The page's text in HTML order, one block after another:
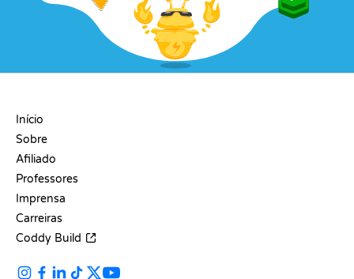
Início
Sobre
Afiliado
Professores
Imprensa
Carreiras
Coddy Build